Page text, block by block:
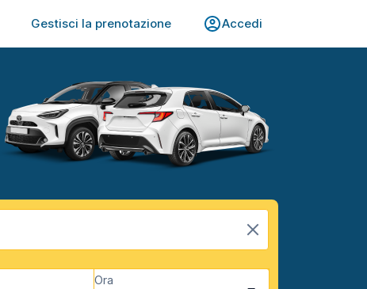
Gestisci la prenotazione Accedi
Ora